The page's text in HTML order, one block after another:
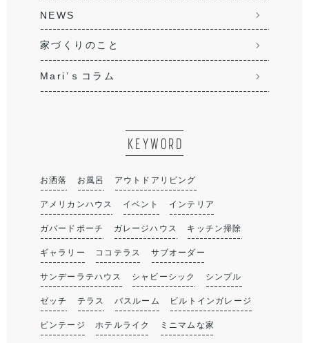
NEWS
家づくりのこと
Mari’ｓコラム
KEYWORD
お洒落 お風呂 アウトドアリビング
アメリカンハウス イベント インテリア
ガバードポーチ ガレージハウス キッチン掃除
ギャラリー ココテラス サブオーダー
サンデーラテハウス シャビーシック シンプル
ゼッチ テラス バスルーム ビルトインガレージ
ビンテージ ホテルライク ミニマムな家